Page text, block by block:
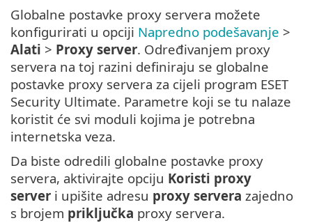
Globalne postavke proxy servera možete
konfigurirati u opciji Napredno podešavanje >
Alati > Proxy server. Određivanjem proxy
servera na toj razini definiraju se globalne
postavke proxy servera za cijeli program ESET
Security Ultimate. Parametre koji se tu nalaze
koristit će svi moduli kojima je potrebna
internetska veza.
Da biste odredili globalne postavke proxy
servera, aktivirajte opciju Koristi proxy
server i upišite adresu proxy servera zajedno
s brojem priključka proxy servera.